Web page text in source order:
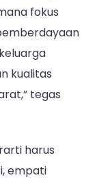
fokus
kualitas
tegas
harus
empati